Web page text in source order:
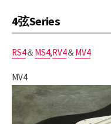
4弦Series
RS4＆MS4,RV4＆MV4
MV4